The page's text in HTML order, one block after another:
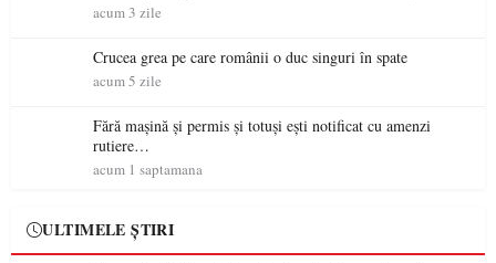
acum 3 zile
Crucea grea pe care românii o duc singuri în spate
acum 5 zile
Fără mașină și permis și totuși ești notificat cu amenzi
rutiere…
acum 1 saptamana
ULTIMELE ȘTIRI